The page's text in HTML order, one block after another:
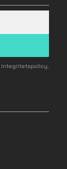
integritetspolicy.